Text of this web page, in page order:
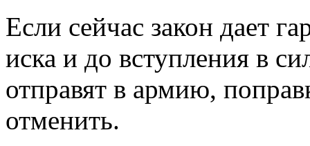
Если сейчас закон дает
иска и до вступления в
отправят в армию,
отменить.